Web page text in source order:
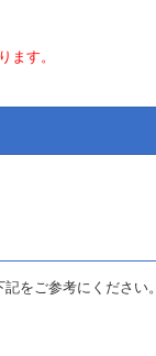
ます。
をご参考にください。